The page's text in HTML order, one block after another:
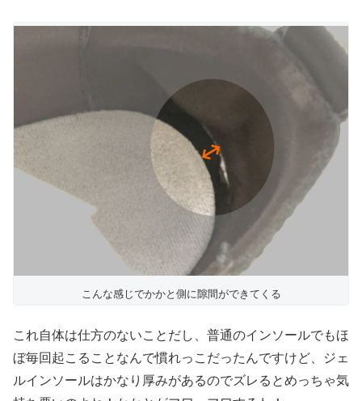
こんな感じでかかと側に隙間ができてくる
これ自体は仕方のないことだし、普通のインソールでもほ
ぼ毎回起こることなんで慣れっこだったんですけど、ジェ
ルインソールはかなり厚みがあるのでズレるとめっちゃ気